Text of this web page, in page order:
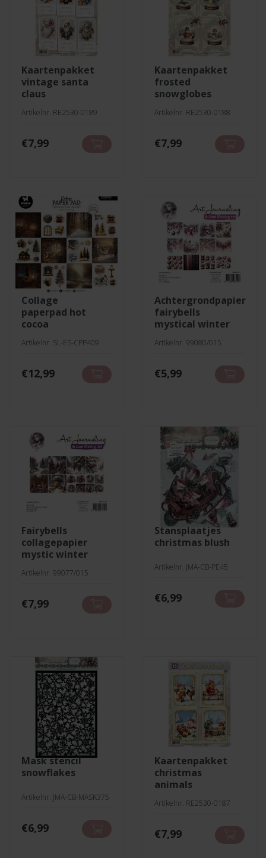
kaartenpakket
vintage santa
claus
Artikelnr. RE2530-0189
€7,99
kaartenpakket
frosted
snowglobes
Artikelnr. RE2530-0188
€7,99
collage
paperpad hot
cocoa
Artikelnr. SL-ES-CPP409
€12,99
achtergrondpapier
fairybells
mystical winter
Artikelnr. 99080/015
€5,99
fairybells
collagepapier
mystic winter
Artikelnr. 99077/015
€7,99
stansplaatjes
christmas blush
Artikelnr. JMA-CB-PE45
€6,99
mask stencil
snowflakes
Artikelnr. JMA-CB-MASK375
€6,99
kaartenpakket
christmas
animals
Artikelnr. RE2530-0187
€7,99